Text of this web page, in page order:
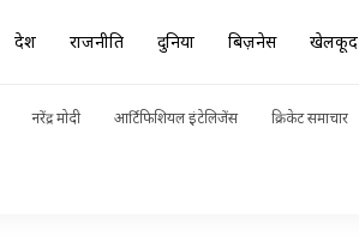
देश राजनीति दुनिया बिज़नेस खेलकूद
नरेंद्र मोदी आर्टिफिशियल इंटेलिजेंस क्रिकेट समाचार